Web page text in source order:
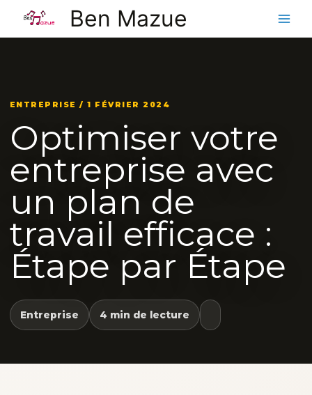
contenu
Ben Mazue
ENTREPRISE / 1 FÉVRIER 2024
Optimiser votre
entreprise avec
un plan de
travail efficace :
Étape par Étape
Entreprise 4 min de lecture